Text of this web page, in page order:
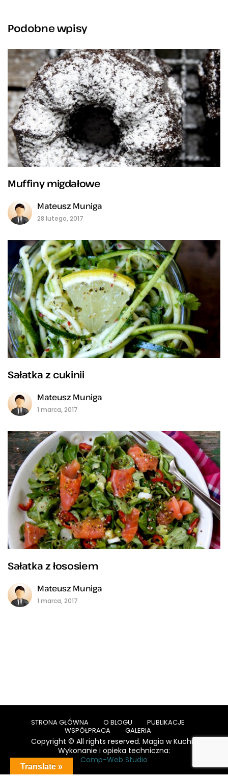
Podobne wpisy
Muffiny migdałowe
Mateusz Muniga
28 lutego, 2017
Sałatka z cukinii
Mateusz Muniga
1 marca, 2017
Sałatka z łososiem
Mateusz Muniga
1 marca, 2017
STRONA GŁÓWNA O BLOGU
PUBLIKACJE
WSPÓŁPRACA
GALERIA
Copyright © All rights reserved. Magia w Kuchni
Wykonanie i opieka techniczna:
Comp-Web Studio
Translate »